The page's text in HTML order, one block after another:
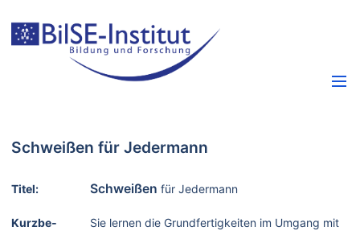
Schweißen für Jedermann
Titel: Schweißen für Jedermann
Kurzbe­
Sie lernen die Grundfertigkeiten im Umgang mit